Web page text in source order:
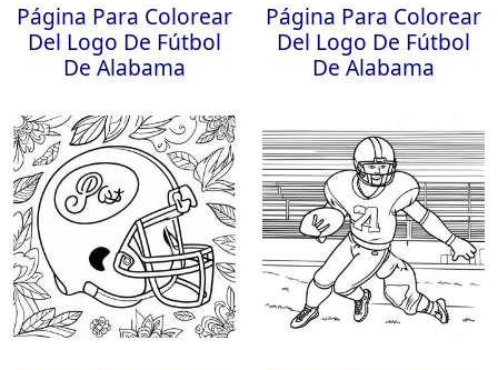
Página Para Colorear
Del Logo De Fútbol
De Alabama
Página Para Colorear
Del Logo De Fútbol
De Alabama